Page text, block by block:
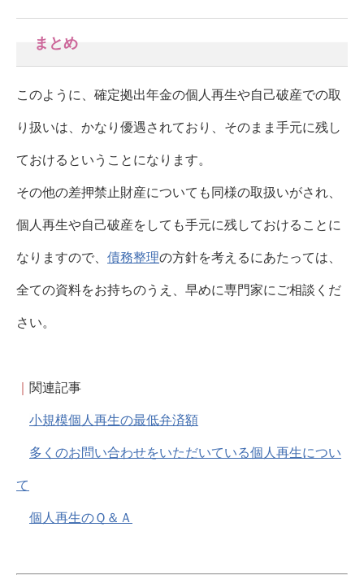
まとめ
このように、確定拠出年金の個人再生や自己破産での取
り扱いは、かなり優遇されており、そのまま手元に残し
ておけるということになります。
その他の差押禁止財産についても同様の取扱いがされ、
個人再生や自己破産をしても手元に残しておけることに
なりますので、 債務整理の方針を考えるにあたっては、
全ての資料をお持ちのうえ、早めに専門家にご相談くだ
さい。
関連記事
小規模個人再生の最低弁済額
多くのお問い合わせをいただいている個人再生につい
て
個人再生のＱ＆Ａ